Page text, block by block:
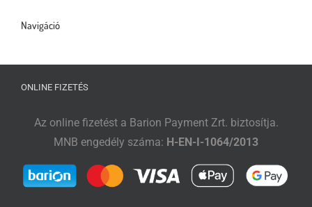
Navigáció
ONLINE FIZETÉS
Az online fizetést a Barion Payment Zrt. biztosítja.
MNB engedély száma: H-EN-I-1064/2013